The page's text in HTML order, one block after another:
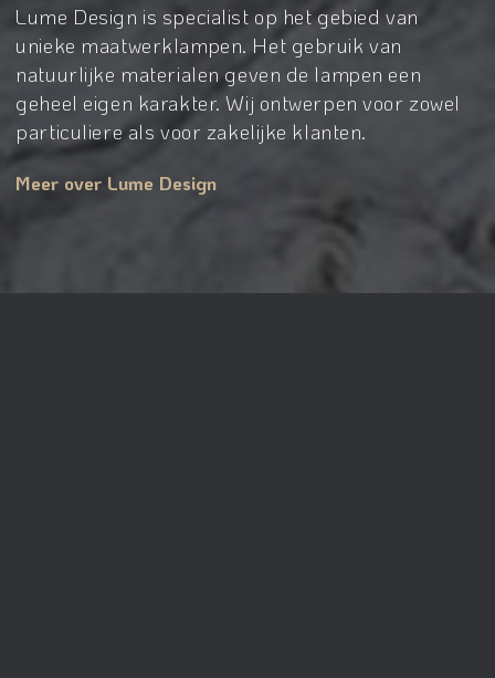
Lume Design is specialist op het gebied van
unieke maatwerklampen. Het gebruik van
natuurlijke materialen geven de lampen een
geheel eigen karakter. Wij ontwerpen voor zowel
particuliere als voor zakelijke klanten.
Meer over Lume Design